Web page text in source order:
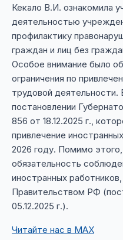
Кекало В.И. ознакомила
деятельностью
профилактику
граждан и лиц без
Особое внимание было
ограничения по
трудовой деятельности.
постановлении
856 от 18.12.2025 г.,
привлечение
2026 году. Помимо
обязательность
иностранных
Правительством РФ
05.12.2025 г.).
Читайте нас в MAX